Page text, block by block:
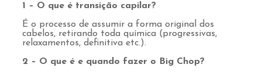
1 – O que é transição capilar?
É o processo de assumir a forma original dos
cabelos, retirando toda química (progressivas,
relaxamentos, definitiva etc.).
2 – O que é e quando fazer o Big Chop?